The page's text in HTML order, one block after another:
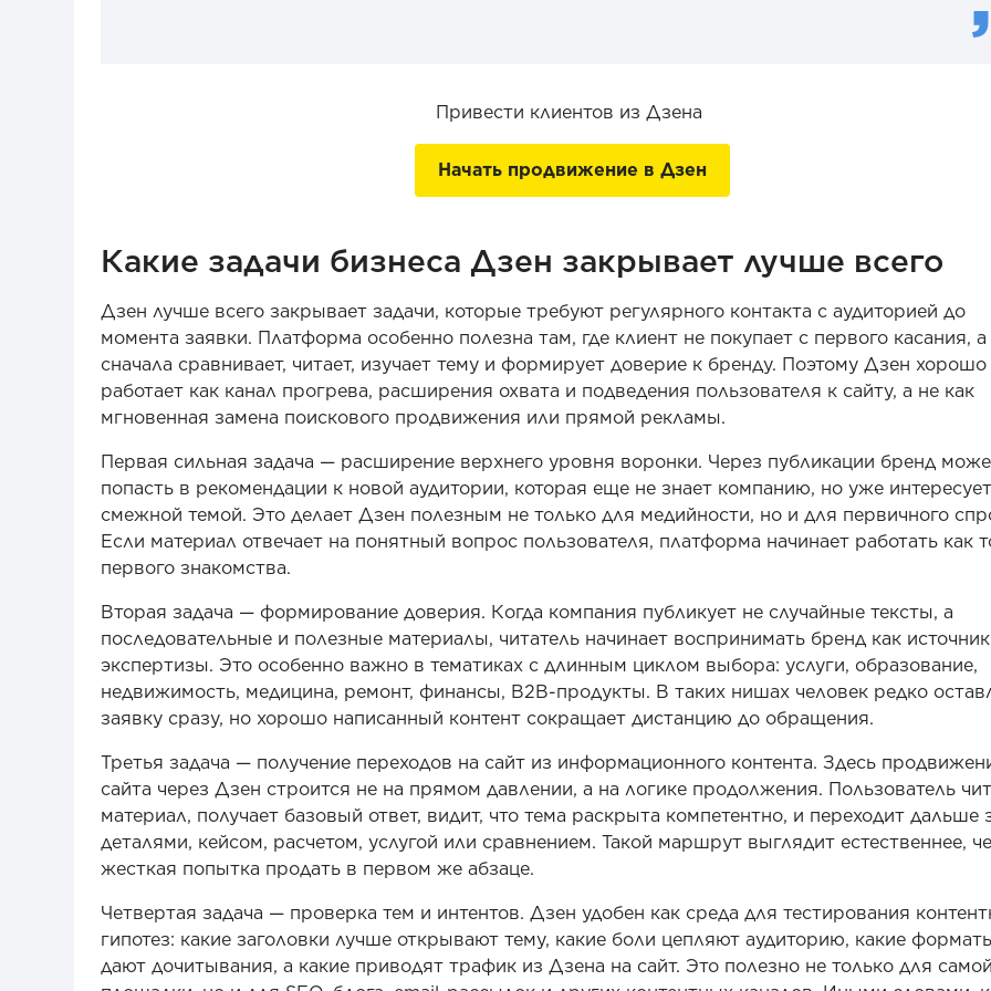
Привести клиентов из Дзена
Начать продвижение в Дзен
Какие задачи бизнеса Дзен закрывает лучше всего
Дзен лучше всего закрывает задачи, которые требуют регулярного контакта с аудиторией до
момента заявки. Платформа особенно полезна там, где клиент не покупает с первого касания, а
сначала сравнивает, читает, изучает тему и формирует доверие к бренду. Поэтому Дзен хорошо
работает как канал прогрева, расширения охвата и подведения пользователя к сайту, а не как
мгновенная замена поискового продвижения или прямой рекламы.
Первая сильная задача — расширение верхнего уровня воронки. Через публикации бренд
попасть в рекомендации к новой аудитории, которая еще не знает компанию, но уже
смежной темой. Это делает Дзен полезным не только для медийности, но и для первичного
Если материал отвечает на понятный вопрос пользователя, платформа начинает работать как
первого знакомства.
Вторая задача — формирование доверия. Когда компания публикует не случайные тексты, а
последовательные и полезные материалы, читатель начинает воспринимать бренд как источник
экспертизы. Это особенно важно в тематиках с длинным циклом выбора: услуги, образование,
недвижимость, медицина, ремонт, финансы, B2B-продукты. В таких нишах человек редко
заявку сразу, но хорошо написанный контент сокращает дистанцию до обращения.
Третья задача — получение переходов на сайт из информационного контента. Здесь
сайта через Дзен строится не на прямом давлении, а на логике продолжения. Пользователь
материал, получает базовый ответ, видит, что тема раскрыта компетентно, и переходит дальше
деталями, кейсом, расчетом, услугой или сравнением. Такой маршрут выглядит естественнее,
жесткая попытка продать в первом же абзаце.
Четвертая задача — проверка тем и интентов. Дзен удобен как среда для тестирования
гипотез: какие заголовки лучше открывают тему, какие боли цепляют аудиторию, какие
дают дочитывания, а какие приводят трафик из Дзена на сайт. Это полезно не только для самой